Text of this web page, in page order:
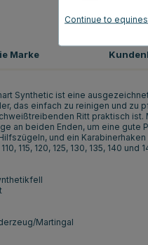
Synthetic ist eine
das einfach zu reinigen und zu
Ritt praktisch
an beiden Enden, um eine
und ein
115, 120, 125, 130, 135, 140 und
Martingal
Marke
Continue to